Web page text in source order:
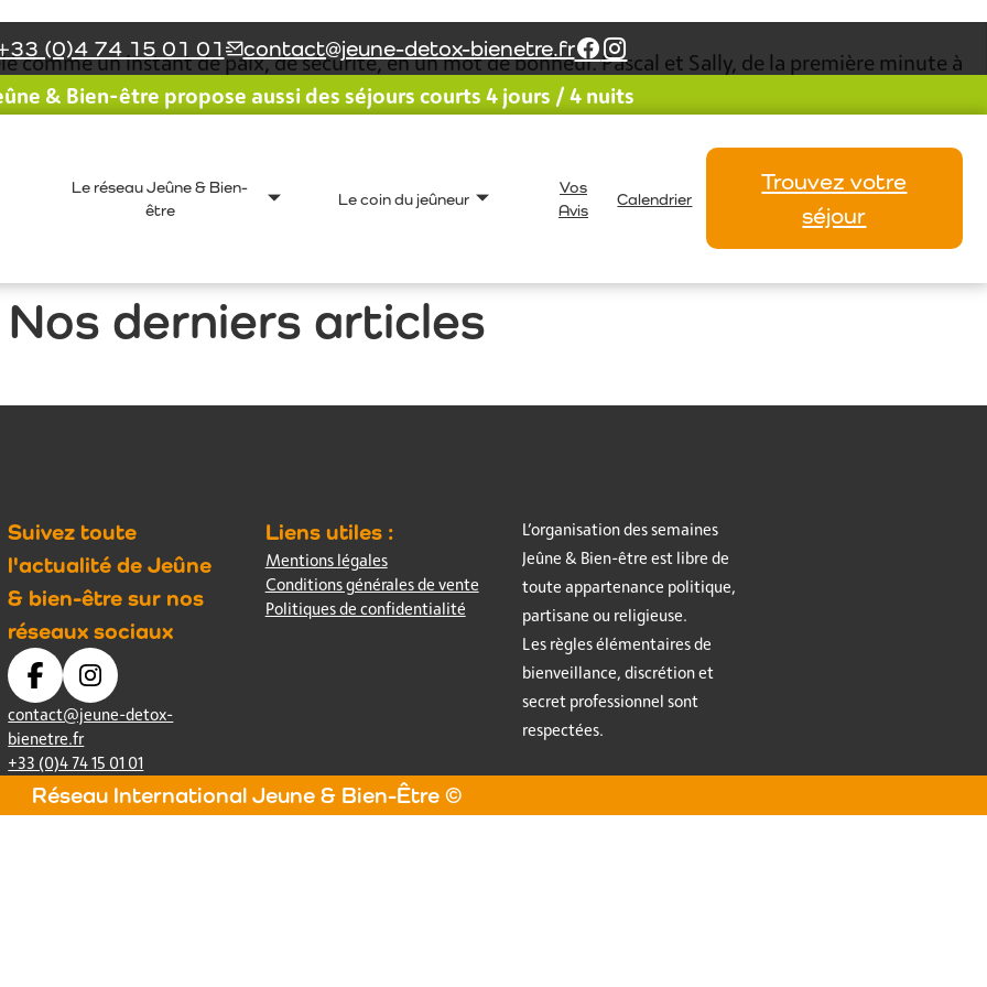
(0)4 74 15 01 01 contact@jeune-detox-bienetre.fr
& Bien-être propose aussi des séjours courts 4 jours / 4 nuits
Le réseau Jeûne & Bien-
être
Le coin du jeûneur
Vos
Avis
Calendrier
Trouvez votre
séjour
comme un instant de paix, de sécurité, en un mot de bonheur. Pascal et Sally, de la première minute à
L’hébergement de grande qualité leur ressemble totalement, soigné dans le moindre
Gérard
Nos derniers articles
Suivez toute
l'actualité de Jeûne
& bien-être sur nos
réseaux sociaux
contact@jeune-detox-
bienetre.fr
+33 (0)4 74 15 01 01
Liens utiles :
Mentions légales
Conditions générales de vente
Politiques de confidentialité
L’organisation des semaines
Jeûne & Bien-être est libre de
toute appartenance politique,
partisane ou religieuse.
Les règles élémentaires de
bienveillance, discrétion et
secret professionnel sont
respectées.
Réseau International Jeune & Bien-Être ©